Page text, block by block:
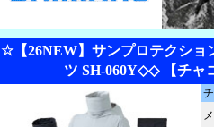
☆【26NEW】サンプロテクショ
ツ SH-060Y◇◇ 【チャ